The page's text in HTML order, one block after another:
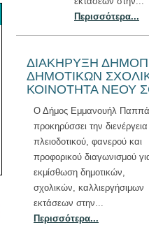
Username
Password
Περισσότερα...
ΔΙΑΚΗΡΥΞΗ
ΔΗΜΟΤΙΚΩΝ
ΚΟΙΝΟΤΗΤΑ ΝΕΟΥ
Ο Δήμος Εμμανουήλ Παππά
προκηρύσσει την διενέργεια
πλειοδοτικού, φανερού και
προφορικού διαγωνισμού
εκμίσθωση δημοτικών,
σχολικών, καλλιεργήσιμων
εκτάσεων στην...
Περισσότερα...